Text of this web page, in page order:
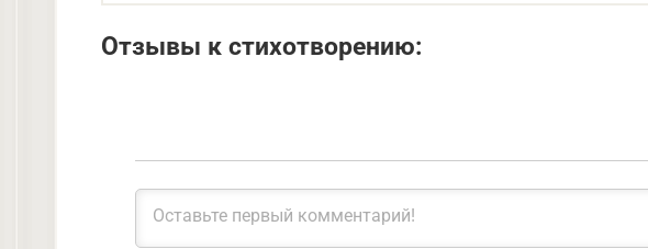
Отзывы к стихотворению: